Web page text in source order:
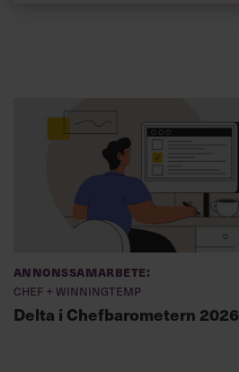
Annonssamarbete:
Chef + Winningtemp
Delta i Chefbarometern 2026